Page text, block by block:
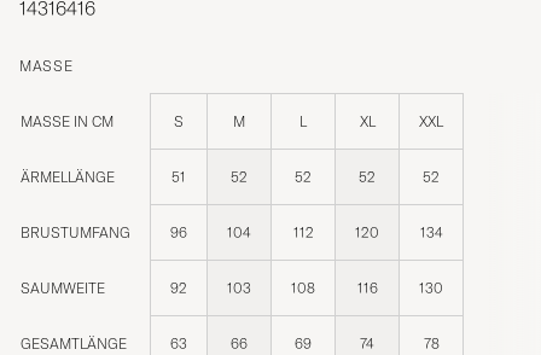
14316416
MASSE
MASSE IN CM S M L XL XXL
ÄRMELLÄNGE 51 52 52 52 52
BRUSTUMFANG 96 104 112 120 134
SAUMWEITE 92 103 108 116 130
GESAMTLÄNGE 63 66 69 74 78